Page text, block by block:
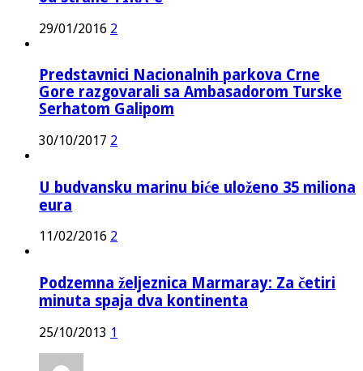
29/01/2016 2
Predstavnici Nacionalnih parkova Crne
Gore razgovarali sa Ambasadorom Turske
Serhatom Galipom
30/10/2017 2
U budvansku marinu biće uloženo 35 miliona
eura
11/02/2016 2
Podzemna željeznica Marmaray: Za četiri
minuta spaja dva kontinenta
25/10/2013 1